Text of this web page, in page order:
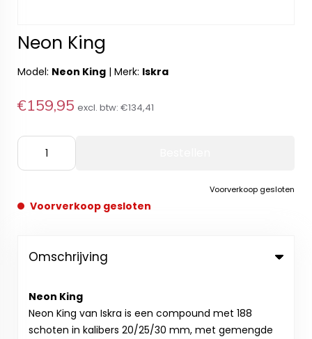
Neon King
Model: Neon King | Merk: Iskra
€159,95 excl. btw: €134,41
Voorverkoop gesloten
Voorverkoop gesloten
Omschrijving
Neon King
Neon King van Iskra is een compound met 188
schoten in kalibers 20/25/30 mm, met gemengde